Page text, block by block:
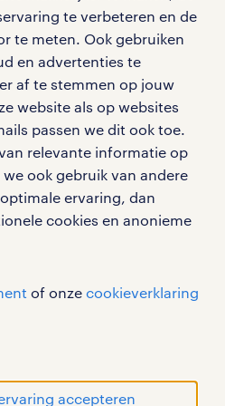
te verbeteren en de
te meten. Ook gebruiken
en advertenties te
af te stemmen op jouw
website als op websites
passen we dit ook toe.
relevante informatie op
ook gebruik van andere
ervaring, dan
cookies en anonieme
of onze cookieverklaring
accepteren
content omtrent
inspiratie.
N.V.